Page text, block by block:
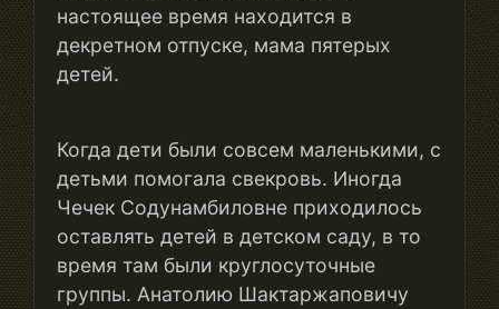
настоящее время находится в
декретном отпуске, мама пятерых
детей.
Когда дети были совсем маленькими, с
детьми помогала свекровь. Иногда
Чечек Содунамбиловне приходилось
оставлять детей в детском саду, в то
время там были круглосуточные
группы. Анатолию Шактаржаповичу